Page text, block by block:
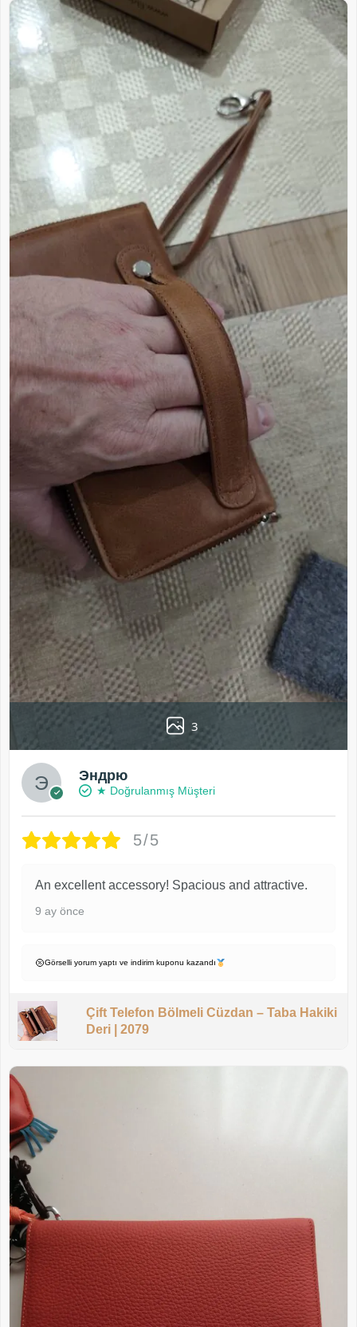
3
Эндрю
★ Doğrulanmış Müşteri
5/5
An excellent accessory! Spacious and attractive.
9 ay önce
Görselli yorum yaptı ve indirim kuponu kazandı
Çift Telefon Bölmeli Cüzdan – Taba Hakiki
Deri | 2079